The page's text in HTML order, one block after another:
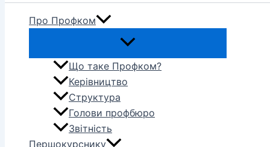
Про Профком
Що таке Профком?
Керівництво
Структура
Голови профбюро
Звітність
Першокурснику